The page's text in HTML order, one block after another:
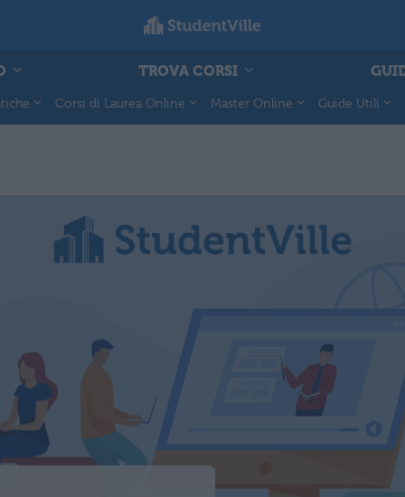
TROVA CORSI
Corsi di Laurea Online Master Online Guide Utili